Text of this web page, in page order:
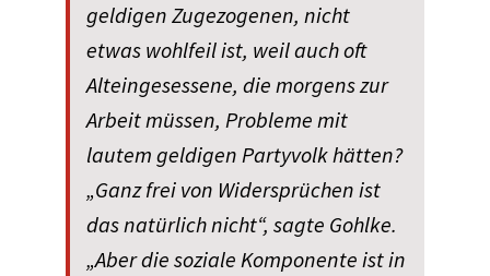
geldigen Zugezogenen, nicht
etwas wohlfeil ist, weil auch oft
Alteingesessene, die morgens zur
Arbeit müssen, Probleme mit
lautem geldigen Partyvolk hätten?
„Ganz frei von Widersprüchen ist
das natürlich nicht“, sagte Gohlke.
„Aber die soziale Komponente ist in